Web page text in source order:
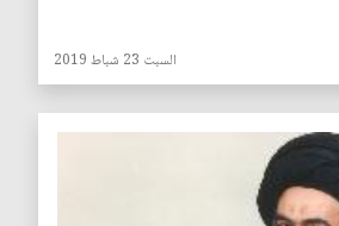
السبت 23 شباط 2019